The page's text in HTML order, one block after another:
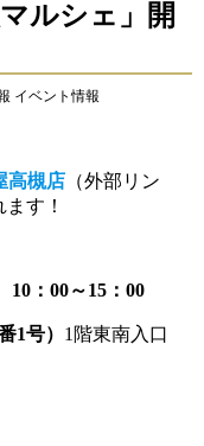
ルシェ」開
イベント情報
高槻店 （外部リン
す！
：00～15：00
1号） 1階東南入口